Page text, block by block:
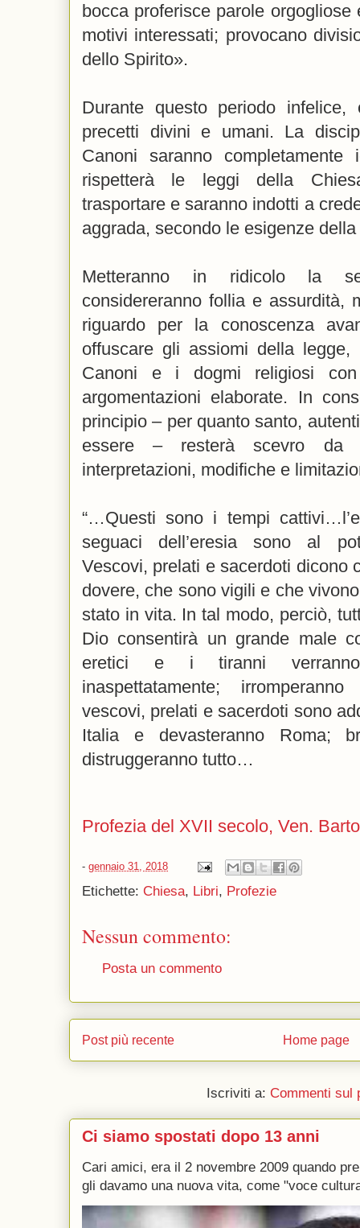
bocca proferisce parole
motivi interessati; provocano
dello Spirito».
Durante questo periodo
precetti divini e umani. La
Canoni saranno
rispetterà le leggi della
trasportare e saranno indotti a
aggrada, secondo le esigenze
Metteranno in ridicolo la
considereranno follia e assurdità,
riguardo per la conoscenza
offuscare gli assiomi della
Canoni e i dogmi religiosi
argomentazioni elaborate. In
principio – per quanto santo,
essere – resterà scevro da
interpretazioni, modifiche e
“…Questi sono i tempi
seguaci dell’eresia sono al
Vescovi, prelati e sacerdoti dicono
dovere, che sono vigili e che
stato in vita. In tal modo, perciò,
Dio consentirà un grande male
eretici e i tiranni verranno
inaspettatamente;
vescovi, prelati e sacerdoti sono
Italia e devasteranno Roma;
distruggeranno tutto…
Profezia del XVII secolo, Ven.
- gennaio 31, 2018
Etichette: Chiesa, Libri, Profezie
Nessun commento:
Posta un commento
Post più recente Home page
Iscriviti a: Commenti sul
Ci siamo spostati dopo 13 anni
Cari amici, era il 2 novembre 2009 quando
gli davamo una nuova vita, come "voce